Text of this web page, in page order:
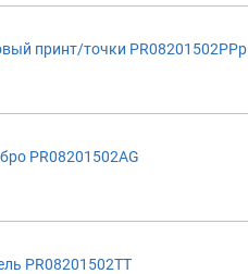
принт/точки PR08201502PPp
PR08201502AG
PR08201502TT